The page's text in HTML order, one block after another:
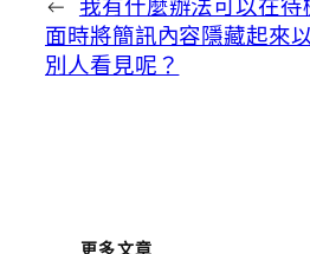
面時將簡訊內容隱藏起來
別人看見呢？
更多文章